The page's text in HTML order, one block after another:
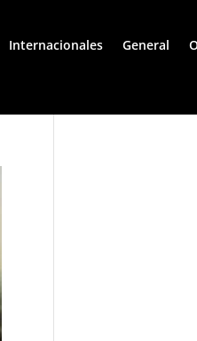
Internacionales General